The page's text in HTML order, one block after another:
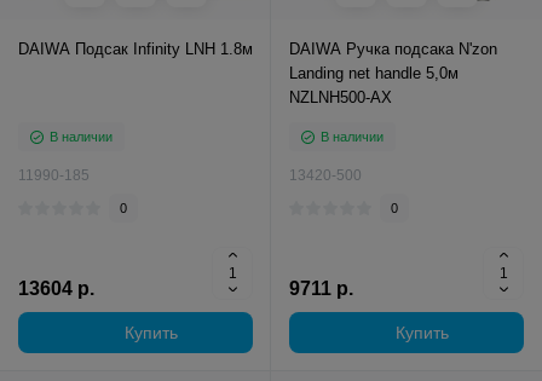
DAIWA Подсак Infinity LNH 1.8м
В наличии
11990-185
0
13604 р.
Купить
DAIWA Ручка подсака N'zon
Landing net handle 5,0м
NZLNH500-AX
В наличии
13420-500
0
9711 р.
Купить